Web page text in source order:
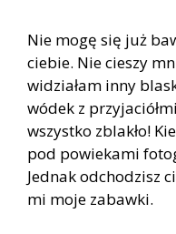
Nie mogę się już
ciebie. Nie cieszy
widziałam inny
wódek z
wszystko zblakło!
pod powiekami
Jednak odchodzisz
mi moje zabawki.